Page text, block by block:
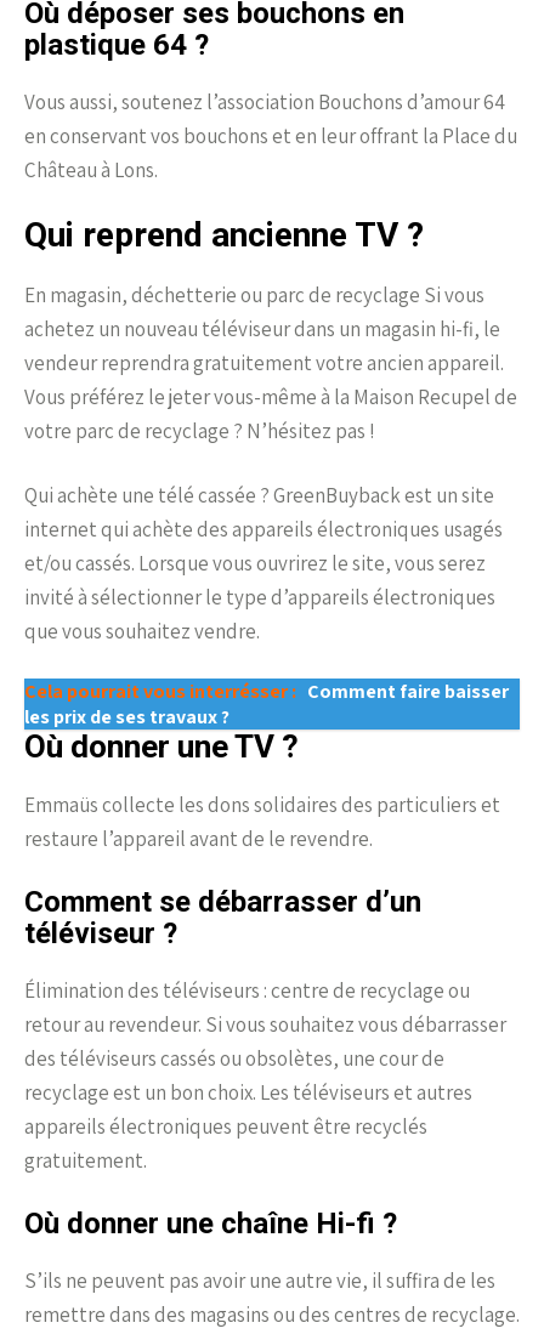
Où déposer ses bouchons en
plastique 64 ?
Vous aussi, soutenez l’association Bouchons d’amour 64
en conservant vos bouchons et en leur offrant la Place du
Château à Lons.
Qui reprend ancienne TV ?
En magasin, déchetterie ou parc de recyclage Si vous
achetez un nouveau téléviseur dans un magasin hi-fi, le
vendeur reprendra gratuitement votre ancien appareil.
Vous préférez le jeter vous-même à la Maison Recupel de
votre parc de recyclage ? N’hésitez pas !
Qui achète une télé cassée ? GreenBuyback est un site
internet qui achète des appareils électroniques usagés
et/ou cassés. Lorsque vous ouvrirez le site, vous serez
invité à sélectionner le type d’appareils électroniques
que vous souhaitez vendre.
Cela pourrait vous interrésser : Comment faire baisser
les prix de ses travaux ?
Où donner une TV ?
Emmaüs collecte les dons solidaires des particuliers et
restaure l’appareil avant de le revendre.
Comment se débarrasser d’un
téléviseur ?
Élimination des téléviseurs : centre de recyclage ou
retour au revendeur. Si vous souhaitez vous débarrasser
des téléviseurs cassés ou obsolètes, une cour de
recyclage est un bon choix. Les téléviseurs et autres
appareils électroniques peuvent être recyclés
gratuitement.
Où donner une chaîne Hi-fi ?
S’ils ne peuvent pas avoir une autre vie, il suffira de les
remettre dans des magasins ou des centres de recyclage.